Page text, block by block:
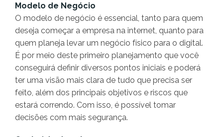
Modelo de Negócio
O modelo de negócio é essencial, tanto para quem
deseja começar a empresa na internet, quanto para
quem planeja levar um negócio físico para o digital.
É por meio deste primeiro planejamento que você
conseguirá definir diversos pontos iniciais e poderá
ter uma visão mais clara de tudo que precisa ser
feito, além dos principais objetivos e riscos que
estará correndo. Com isso, é possível tomar
decisões com mais segurança.